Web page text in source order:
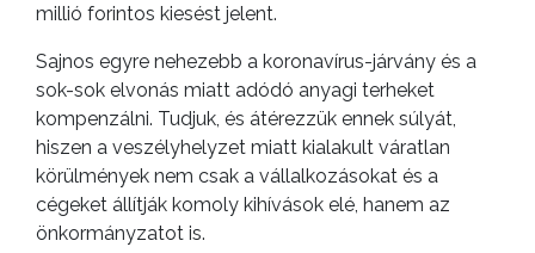
millió forintos kiesést jelent.
Sajnos egyre nehezebb a koronavírus-járvány és a
sok-sok elvonás miatt adódó anyagi terheket
kompenzálni. Tudjuk, és átérezzük ennek súlyát,
hiszen a veszélyhelyzet miatt kialakult váratlan
körülmények nem csak a vállalkozásokat és a
cégeket állítják komoly kihívások elé, hanem az
önkormányzatot is.